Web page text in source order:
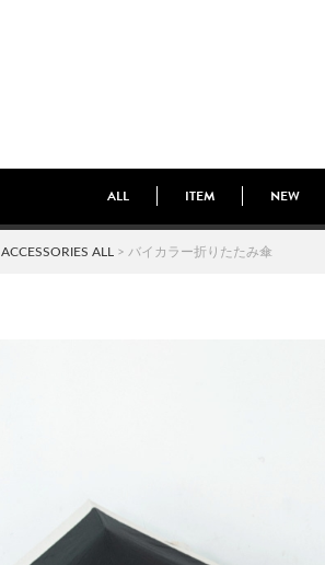
ALL ITEM NEW
ACCESSORIES ALL > バイカラー折りたたみ傘